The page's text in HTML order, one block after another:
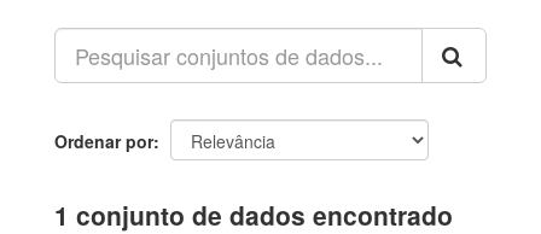
Ordenar por
1 conjunto de dados encontrado